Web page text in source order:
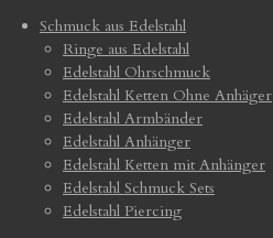
Schmuck aus Edelstahl
Ringe aus Edelstahl
Edelstahl Ohrschmuck
Edelstahl Ketten Ohne Anhäger
Edelstahl Armbänder
Edelstahl Anhänger
Edelstahl Ketten mit Anhänger
Edelstahl Schmuck Sets
Edelstahl Piercing